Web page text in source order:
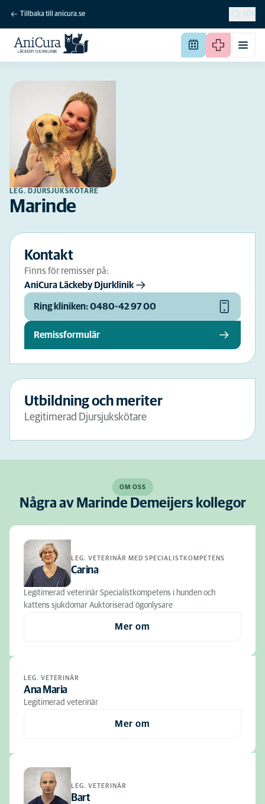
Tillbaka till anicura.se SÖK
LEG. DJURSJUKSKÖTARE
Marinde
Kontakt
Finns för remisser på:
AniCura Läckeby Djurklinik
Ring kliniken: 0480-42 97 00
Remissformulär
Utbildning och meriter
Legitimerad Djursjukskötare
OM OSS
Några av Marinde Demeijers kollegor
LEG. VETERINÄR MED SPECIALISTKOMPETENS
Carina
Legitimerad veterinär Specialistkompetens i hunden och
kattens sjukdomar Auktoriserad ögonlysare
Mer om
LEG. VETERINÄR
Ana Maria
Legitimerad veterinär
Mer om
LEG. VETERINÄR
Bart